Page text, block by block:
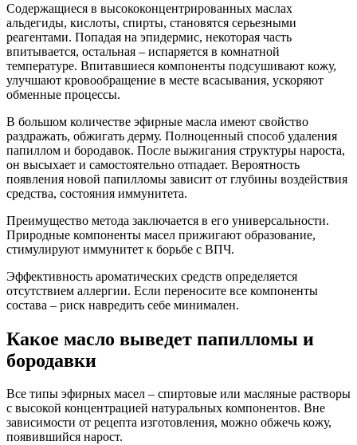
Содержащиеся в высококонцентрированных маслах
альдегиды, кислоты, спирты, становятся серьезными
реагентами. Попадая на эпидермис, некоторая часть
впитывается, остальная – испаряется в комнатной
температуре. Впитавшиеся компоненты подсушивают кожу,
улучшают кровообращение в месте всасывания, ускоряют
обменные процессы.
В большом количестве эфирные масла имеют свойство
раздражать, обжигать дерму. Полноценный способ удаления
папиллом и бородавок. После выжигания структуры нароста,
он высыхает и самостоятельно отпадает. Вероятность
появления новой папилломы зависит от глубины воздействия
средства, состояния иммунитета.
Преимущество метода заключается в его универсальности.
Природные компоненты масел прижигают образование,
стимулируют иммунитет к борьбе с ВПЧ.
Эффективность ароматических средств определяется
отсутствием аллергии. Если переносите все компоненты
состава – риск навредить себе минимален.
Какое масло выведет папилломы и
бородавки
Все типы эфирных масел – спиртовые или масляные растворы
с высокой концентрацией натуральных компонентов. Вне
зависимости от рецепта изготовления, можно обжечь кожу,
появившийся нарост.